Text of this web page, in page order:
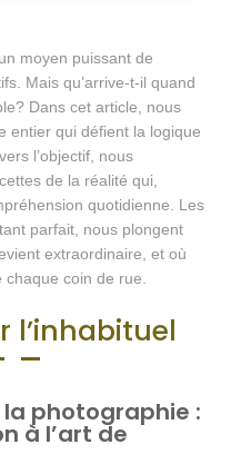
moyen puissant de
Mais qu’arrive-t-il quand
Dans cet article, nous
entier qui défient la logique
l’objectif, nous
de la réalité qui,
quotidienne. Les
parfait, nous plongent
extraordinaire, et où
chaque coin de rue.
l’inhabituel
la photographie :
à l’art de